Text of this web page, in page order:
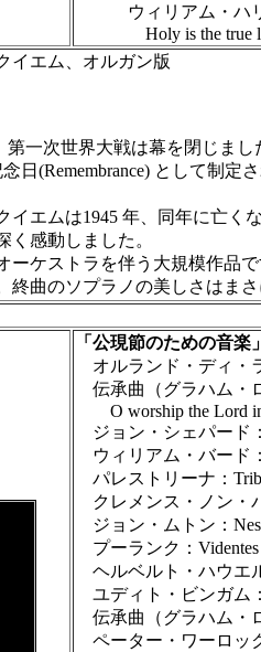
ウィリアム・ハリ
Holy is the true
イエム、オルガン版
一次世界大戦は幕を閉じまし
日(Remembrance) として制
エムは1945 年、同年に亡く
く感動しました。
ケストラを伴う大規模作品
終曲のソプラノの美しさはま
「公現節のための音楽」
オルランド・ディ・ラ
伝承曲（グラハム・
O worship the Lord in
ジョン・シェパード
ウィリアム・バード：
パレストリーナ：
クレメンス・ノン・
ジョン・ムトン：
プーランク：Videntes
ヘルベルト・ハウエ
ユディト・ビンガム
伝承曲（グラハム・
ペーター・ワーロッ